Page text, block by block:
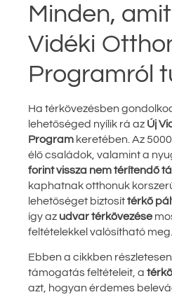
Minden,
Vidéki
Programról
Ha térkövezésben
lehetőséged nyílik rá az Új
Program keretében. Az
élő családok, valamint a
forint vissza nem térítendő
kaphatnak otthonuk
lehetőséget biztosíttérkő
így az udvar térkövezése
feltételekkel valósítható meg.
Ebben a cikkben
támogatás feltételeit, a
azt, hogyan érdemes